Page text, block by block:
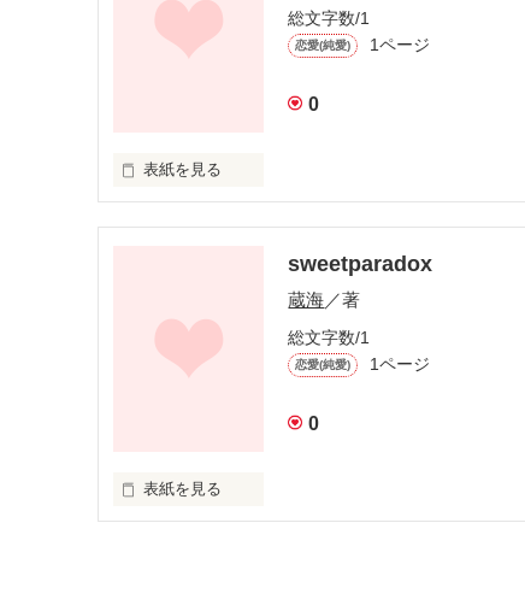
総文字数/1
恋愛(純愛) 1ページ
0
表紙を見る
...私のことが、みえているの？
誰にも見えない幽霊の女の子
事故にあったことで見えないものが見えるようにな
sweetparadox
蔵海／著
総文字数/1
恋愛(純愛) 1ページ
0
表紙を見る